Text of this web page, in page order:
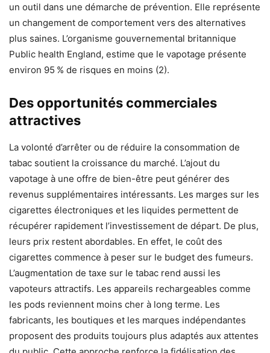
un outil dans une démarche de prévention. Elle représente
un changement de comportement vers des alternatives
plus saines. L’organisme gouvernemental britannique
Public health England, estime que le vapotage présente
environ 95 % de risques en moins (2).
Des opportunités commerciales
attractives
La volonté d’arrêter ou de réduire la consommation de
tabac soutient la croissance du marché. L’ajout du
vapotage à une offre de bien-être peut générer des
revenus supplémentaires intéressants. Les marges sur les
cigarettes électroniques et les liquides permettent de
récupérer rapidement l’investissement de départ. De plus,
leurs prix restent abordables. En effet, le coût des
cigarettes commence à peser sur le budget des fumeurs.
L’augmentation de taxe sur le tabac rend aussi les
vapoteurs attractifs. Les appareils rechargeables comme
les pods reviennent moins cher à long terme. Les
fabricants, les boutiques et les marques indépendantes
proposent des produits toujours plus adaptés aux attentes